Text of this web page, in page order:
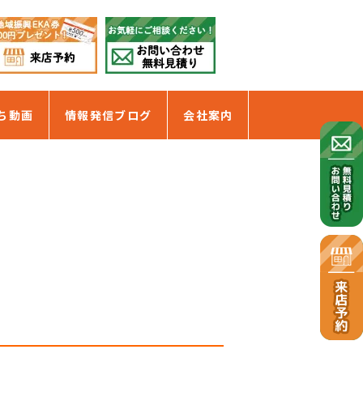
動画 情報発信ブログ 会社案内